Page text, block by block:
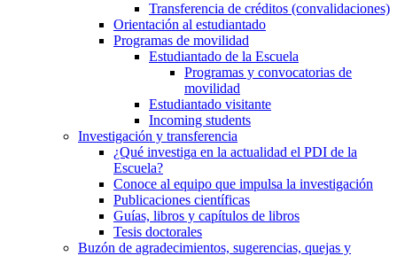
Transferencia de créditos (convalidaciones)
Orientación al estudiantado
Programas de movilidad
Estudiantado de la Escuela
Programas y convocatorias de
movilidad
Estudiantado visitante
Incoming students
Investigación y transferencia
¿Qué investiga en la actualidad el PDI de la
Escuela?
Conoce al equipo que impulsa la investigación
Publicaciones científicas
Guías, libros y capítulos de libros
Tesis doctorales
Buzón de agradecimientos, sugerencias, quejas y